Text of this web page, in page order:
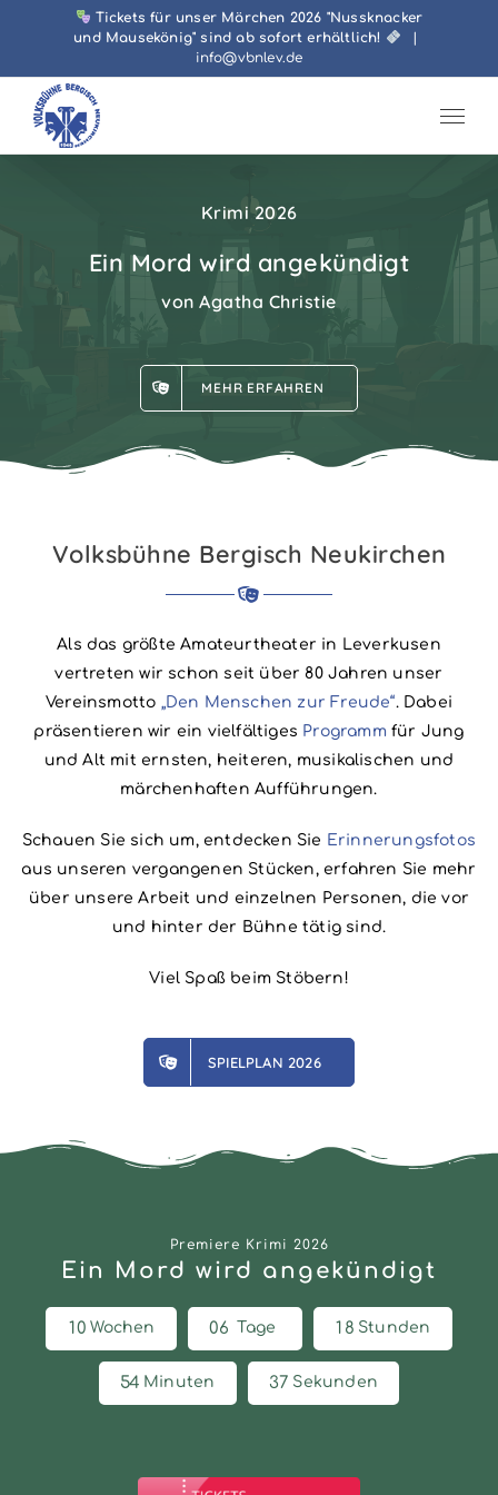
Tickets für unser Märchen 2026 "Nussknacker
und Mausekönig" sind ab sofort erhältlich!
info@vbnlev.de
Krimi 2026
Ein Mord wird angekündigt
von Agatha Christie
MEHR ERFAHREN
Volksbühne Bergisch Neukirchen
Als das größte Amateurtheater in Leverkusen
vertreten wir schon seit über 80 Jahren unser
Vereinsmotto „Den Menschen zur Freude“. Dabei
präsentieren wir ein vielfältiges Programm für Jung
und Alt mit ernsten, heiteren, musikalischen und
märchenhaften Aufführungen.
Schauen Sie sich um, entdecken Sie Erinnerungsfotos
aus unseren vergangenen Stücken, erfahren Sie mehr
über unsere Arbeit und einzelnen Personen, die vor
und hinter der Bühne tätig sind.
Viel Spaß beim Stöbern!
SPIELPLAN 2026
Premiere Krimi 2026
Ein Mord wird angekündigt
1 0 Wochen 06 Tage 1 8 Stunden
54 Minuten 36 Sekunden